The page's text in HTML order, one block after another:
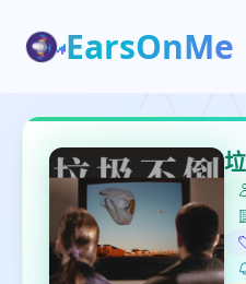
EarsOnMe
打分
键盘下留人
删除确认
加入播单